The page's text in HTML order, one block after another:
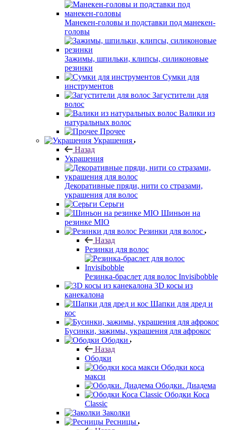
Манекен-головы и подставки под манекен-
головы
Зажимы, шпильки, клипсы, силиконовые
резинки
Сумки для
инструментов
Загустители для
волос
Валики из
натуральных волос
Прочее
Украшения
Назад
Украшения
Декоративные пряди, нити со стразами,
украшения для волос
Серьги
Шиньон на
резинке MIO
Резинки для волос
Назад
Резинки для волос
Резинка-браслет для волос Invisibobble
3D косы из
канекалона
Шапки для дред и
кос
Бусинки, зажимы, украшения для афрокос
Ободки
Назад
Ободки
Ободки коса
макси
Ободки. Диадема
Ободки Коса
Classic
Заколки
Ресницы